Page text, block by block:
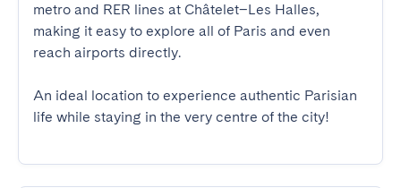
metro and RER lines at Châtelet–Les Halles,
making it easy to explore all of Paris and even
reach airports directly.
An ideal location to experience authentic Parisian
life while staying in the very centre of the city!